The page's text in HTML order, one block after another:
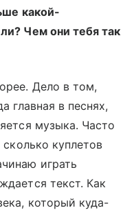
какой-
Чем они тебя так
Дело в том,
главная в песнях,
музыка. Часто
куплетов
играть
текст. Как
который куда-